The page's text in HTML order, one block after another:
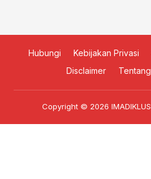
Hubungi Kebijakan Privasi
Disclaimer
Tentang
Copyright © 2026 IMADIKLUS